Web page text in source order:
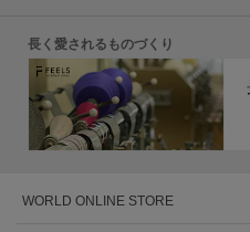
長く愛されるものづくり
WORLD ONLINE STORE